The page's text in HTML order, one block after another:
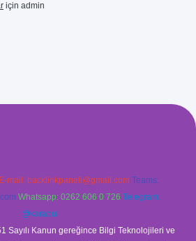
için admin
E-mail: backlinkpaneli@gmail.com Teams:
Whatsapp: 0262 606 0 726 Telegram:
@karabul
Sayılı Kanun gereğince Bilgi Teknolojileri ve